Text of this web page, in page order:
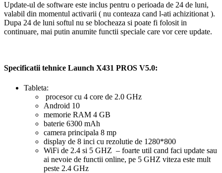
Update-ul de software este inclus pentru o perioada de 24 de luni,
valabil din momentul activarii ( nu conteaza cand l-ati achizitionat ).
Dupa 24 de luni softul nu se blocheaza si poate fi folosit in
continuare, mai putin anumite functii speciale care vor cere update.
Specificatii tehnice Launch X431 PROS V5.0:
Tableta:
procesor cu 4 core de 2.0 GHz
Android 10
memorie RAM 4 GB
baterie 6300 mAh
camera principala 8 mp
display de 8 inci cu rezolutie de 1280*800
WiFi de 2.4 si 5 GHZ – foarte util cand faci update sau
ai nevoie de functii online, pe 5 GHZ viteza este mult
peste 2.4 GHz